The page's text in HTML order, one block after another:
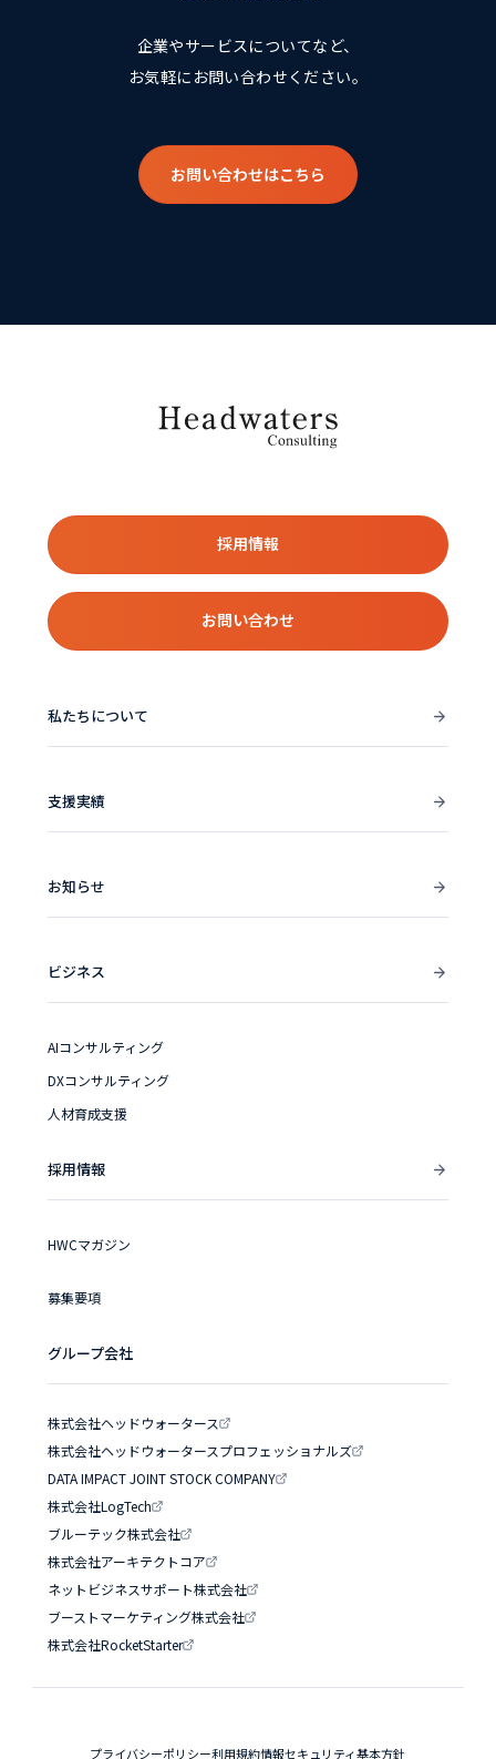
企業やサービスについてなど、
お気軽にお問い合わせください。
お問い合わせはこちら
私たちについて
支援実績
お知らせ
ビジネス
AIコンサルティング
DXコンサルティング
人材育成支援
採用情報
HWCマガジン
募集要項
グループ会社
株式会社ヘッドウォータース
株式会社ヘッドウォータースプロフェッショナルズ
DATA IMPACT JOINT STOCK COMPANY
株式会社LogTech
ブルーテック株式会社
株式会社アーキテクトコア
ネットビジネスサポート株式会社
ブーストマーケティング株式会社
株式会社RocketStarter
採用情報
お問い合わせ
プライバシーポリシー利用規約情報セキュリティ基本方針